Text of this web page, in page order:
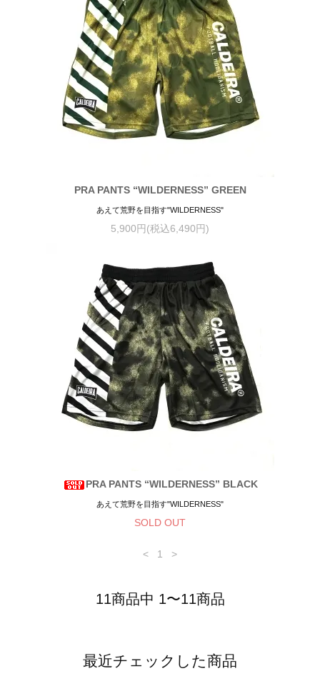
PRA PANTS “WILDERNESS” GREEN
あえて荒野を目指す"WILDERNESS"
5,900円(税込6,490円)
PRA PANTS “WILDERNESS” BLACK
あえて荒野を目指す"WILDERNESS"
SOLD OUT
< 1 >
11商品中 1〜11商品
最近チェックした商品